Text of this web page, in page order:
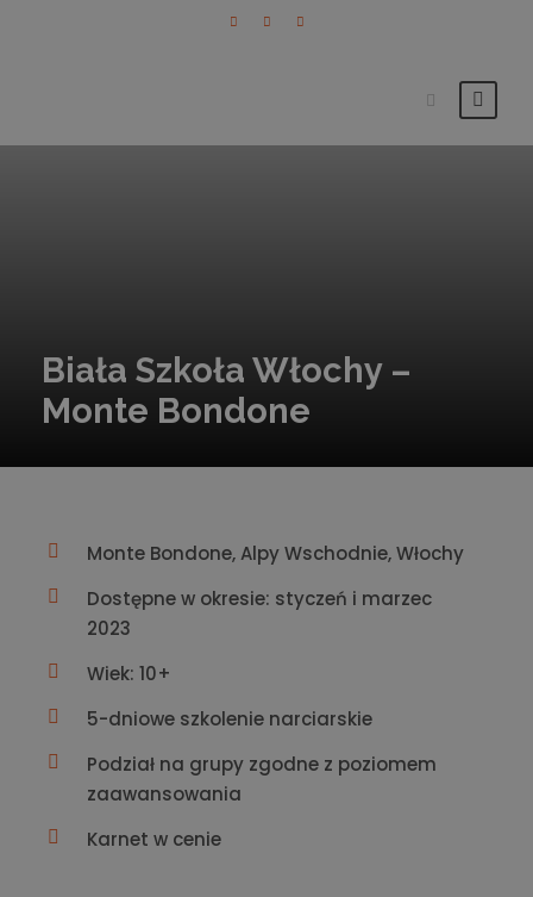
Biała Szkoła Włochy –
Monte Bondone
Monte Bondone, Alpy Wschodnie, Włochy
Dostępne w okresie: styczeń i marzec
2023
Wiek: 10+
5-dniowe szkolenie narciarskie
Podział na grupy zgodne z poziomem
zaawansowania
Karnet w cenie